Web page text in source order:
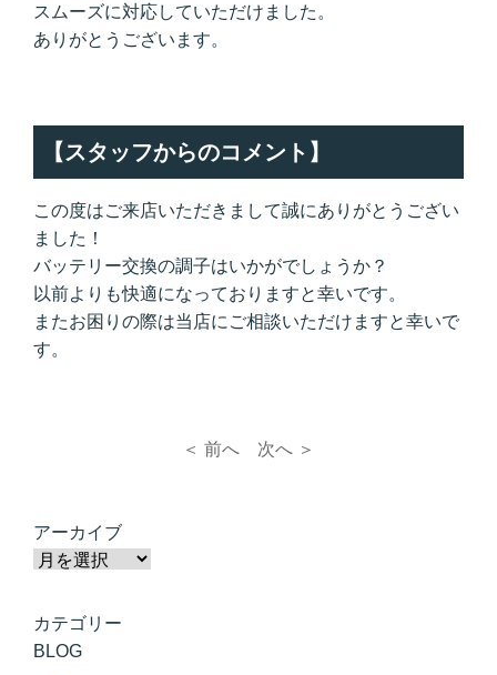
スムーズに対応していただけました。
ありがとうございます。
【スタッフからのコメント】
この度はご来店いただきまして誠にありがとうござい
ました！
バッテリー交換の調子はいかがでしょうか？
以前よりも快適になっておりますと幸いです。
またお困りの際は当店にご相談いただけますと幸いで
す。
＜ 前へ 次へ ＞
アーカイブ
カテゴリー
BLOG